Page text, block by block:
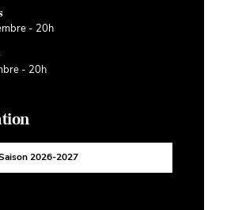
- 20h
- 20h
2026-2027